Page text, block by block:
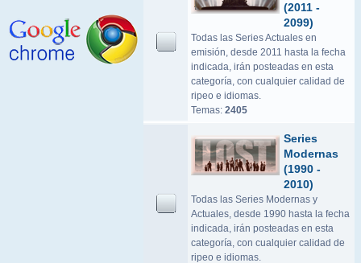
(2011 -
2099)
Todas las Series Actuales en
emisión, desde 2011 hasta la fecha
indicada, irán posteadas en esta
categoría, con cualquier calidad de
ripeo e idiomas.
Temas: 2405
Series
Modernas
(1990 -
2010)
Todas las Series Modernas y
Actuales, desde 1990 hasta la fecha
indicada, irán posteadas en esta
categoría, con cualquier calidad de
ripeo e idiomas.